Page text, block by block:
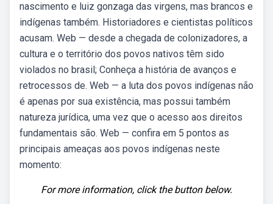
nascimento e luiz gonzaga das virgens, mas brancos e
indígenas também. Historiadores e cientistas políticos
acusam. Web — desde a chegada de colonizadores, a
cultura e o território dos povos nativos têm sido
violados no brasil; Conheça a história de avanços e
retrocessos de. Web — a luta dos povos indígenas não
é apenas por sua existência, mas possui também
natureza jurídica, uma vez que o acesso aos direitos
fundamentais são. Web — confira em 5 pontos as
principais ameaças aos povos indígenas neste
momento:
For more information, click the button below.